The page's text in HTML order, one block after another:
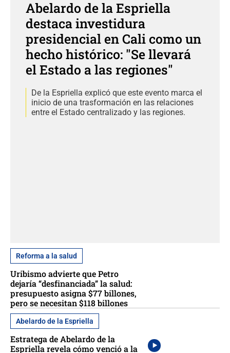
Abelardo de la Espriella
destaca investidura
presidencial en Cali como un
hecho histórico: "Se llevará
el Estado a las regiones"
De la Espriella explicó que este evento marca el
inicio de una trasformación en las relaciones
entre el Estado centralizado y las regiones.
Reforma a la salud
Uribismo advierte que Petro
dejaría “desfinanciada” la salud:
presupuesto asigna $77 billones,
pero se necesitan $118 billones
Abelardo de la Espriella
Estratega de Abelardo de la
Espriella revela cómo venció a la